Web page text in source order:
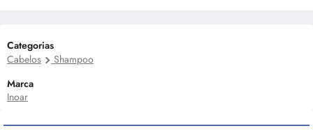
Categorias
Cabelos
Shampoo
Marca
Inoar